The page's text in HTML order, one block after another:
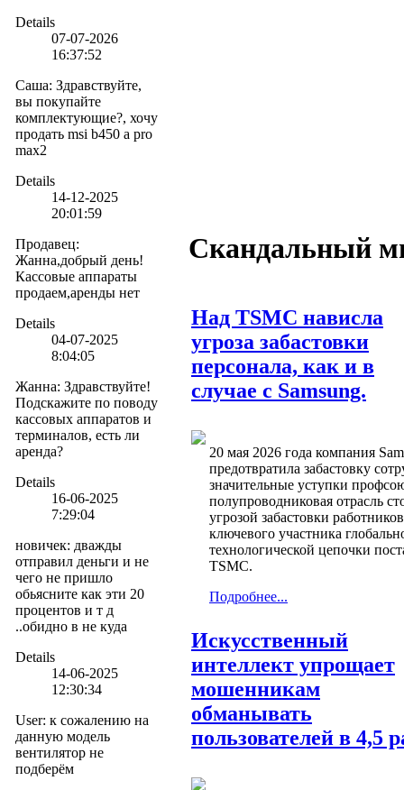
Details
07-07-2026
16:37:52
Саша: Здравствуйте,
вы покупайте
комплектующие?, хочу
продать msi b450 a pro
max2
Details
14-12-2025
20:01:59
Продавец:
Жанна,добрый день!
Кассовые аппараты
продаем,аренды нет
Details
04-07-2025
8:04:05
Жанна: Здравствуйте!
Подскажите по поводу
кассовых аппаратов и
терминалов, есть ли
аренда?
Details
16-06-2025
7:29:04
новичек: дважды
отправил деньги и не
чего не пришло
обьясните как эти 20
процентов и т д
..обидно в не куда
Details
14-06-2025
12:30:34
User: к сожалению на
данную модель
вентилятор не
подберём
Скандальный
Над TSMC нависла
угроза забастовки
персонала, как и в
случае с Samsung.
20 мая 2026 года компания
предотвратила забастовку
значительные уступки
полупроводниковая отрасль
угрозой забастовки
ключевого участника
технологической цепочки
TSMC.
Подробнее...
Искусственный
интеллект упрощает
мошенникам
обманывать
пользователей в 4,5